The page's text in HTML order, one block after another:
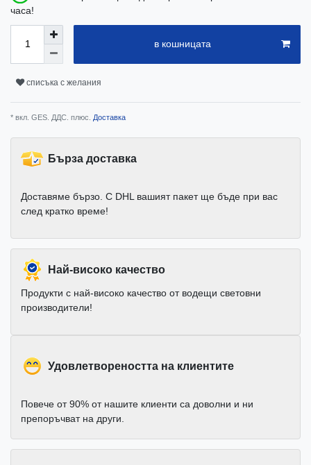
часа!
в кошницата
списъка с желания
* вкл. GES. ДДС. плюс. Доставка
Бърза доставка
Доставяме бързо. С DHL вашият пакет ще бъде при вас
след кратко време!
Най-високо качество
Продукти с най-високо качество от водещи световни
производители!
Удовлетвореността на клиентите
Повече от 90% от нашите клиенти са доволни и ни
препоръчват на други.